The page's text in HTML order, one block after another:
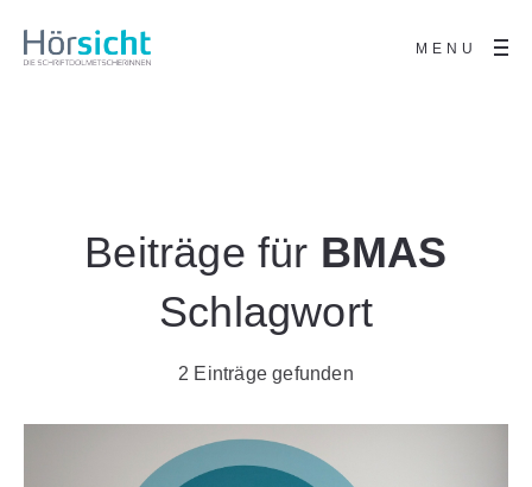
MENU
Beiträge für BMAS
Schlagwort
2 Einträge gefunden